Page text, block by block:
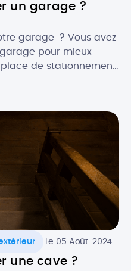
un garage ?
garage ? Vous avez
pour mieux
place de stationnement,
garage en atelier
ou encore
en pièce de […]
.Le 05 Août. 2024
une cave ?